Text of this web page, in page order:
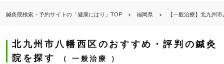
鍼灸院検索・予約サイトの「健康にはり」TOP 福岡県 【一般治療】北九州
北九州市八幡西区のおすすめ・評判の鍼灸
院を探す
一般治療